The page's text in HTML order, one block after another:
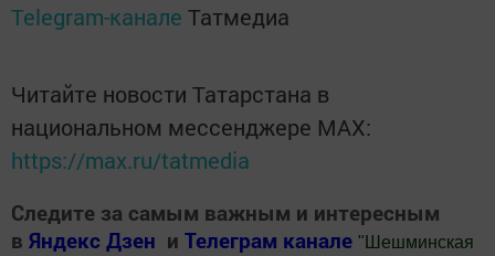
Telegram-канале Татмедиа
Читайте новости Татарстана в
национальном мессенджере MАХ:
https://max.ru/tatmedia
Следите за самым важным и интересным
в Яндекс Дзен и Телеграм канале " Шешминская